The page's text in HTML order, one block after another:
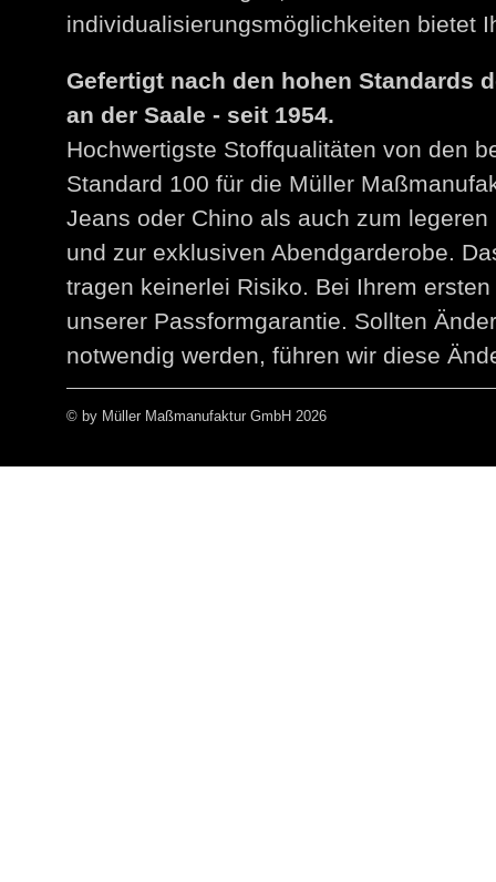
individualisierungsmöglichkeiten bietet
Gefertigt nach den hohen Standards
an der Saale - seit 1954.
Hochwertigste Stoffqualitäten von den
Standard 100 für die Müller
Jeans oder Chino als auch zum
und zur exklusiven Abendgarderobe.
tragen keinerlei Risiko. Bei Ihrem
unserer Passformgarantie. Sollten
notwendig werden, führen wir diese
© by Müller Maßmanufaktur GmbH 2026